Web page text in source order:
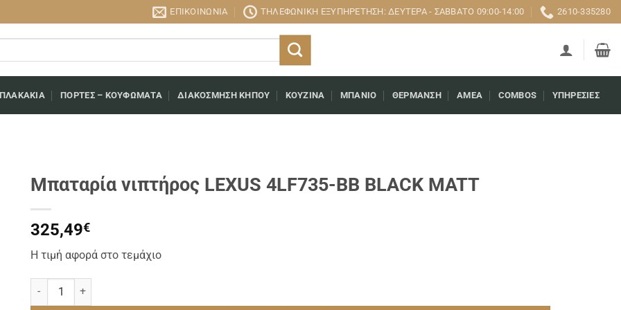
ΕΠΙΚΟΙΝΩΝΊΑ ΤΗΛΕΦΩΝΙΚΉ ΕΞΥΠΗΡΈΤΗΣΗ: ΔΕΥΤΈΡΑ - ΣΆΒΒΑΤΟ 09:00-14:00 2610-335280
ΠΌΡΤΕΣ – ΚΟΥΦΏΜΑΤΑ ΔΙΑΚΌΣΜΗΣΗ ΚΉΠΟΥ ΚΟΥΖΊΝΑ ΜΠΆΝΙΟ ΘΈΡΜΑΝΣΗ AMEA COMBOS ΥΠΗΡΕΣΊΕΣ
Μπαταρία νιπτήρος LEXUS 4LF735-BB BLACK MATT
325,49€
Η τιμή αφορά στο τεμάχιο
Μπαταρία νιπτήρος LEXUS 4LF735-BB BLACK MATT ποσότητα